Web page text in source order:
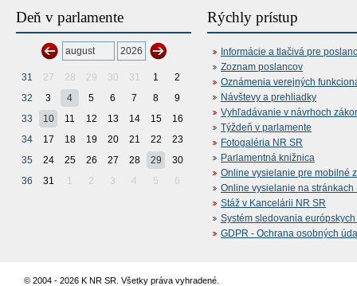
Deň v parlamente
31 27 28 29 30 31 1
2
32
3 4 5 6 7 8
9
33
10 11 12 13 14 15
16
34
17 18 19 20 21 22
23
35
24 25 26 27 28 29
30
36
31 1 2 3 4 5 6
Rýchly prístup
Informácie a tlačivá pre
Zoznam poslancov
Oznámenia verejných
Návštevy a prehliadky
Vyhľadávanie v návrhoch
Týždeň v parlamente
Fotogaléria NR SR
Parlamentná knižnica
Online vysielanie pre mobilné
Online vysielanie na stránkach
Stáž v Kancelárii NR SR
Systém sledovania
GDPR - Ochrana osobných
© 2004 - 2026 K NR SR. Všetky práva vyhradené.